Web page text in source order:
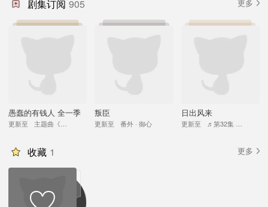
剧集订阅 905 更多
愚蠢的有钱人 全一季
更新至 主题曲《天才不做选择题》
叛臣
更新至 番外 · 御心
日出风来
更新至 ♬第32集 暖手
收藏 1 更多